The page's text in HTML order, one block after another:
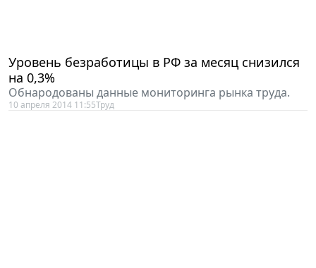
Уровень безработицы в РФ за месяц снизился
на 0,3%
Обнародованы данные мониторинга рынка труда.
10 апреля 2014 11:55Труд